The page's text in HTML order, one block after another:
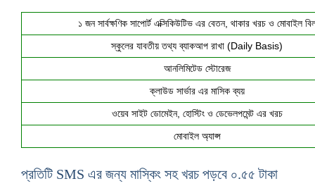
১ জন সার্বক্ষণিক সাপোর্ট এক্সিকিউটিভ এর বেতন, থাকার খরচ ও মোবাইল
স্কুলের যাবতীয় তথ্য ব্যাকআপ রাখা (Daily Basis)
আনলিমিটেড স্টোরেজ
ক্লাউড সার্ভার এর মাসিক ব্যয়
ওয়েব সাইট ডোমেইন, হোস্টিং ও ডেভেলপমেন্ট এর খরচ
মোবাইল অ্যাপ্স
প্রতিটি SMS এর জন্য মাস্কিং সহ খরচ পড়বে ০.৫৫ টাকা